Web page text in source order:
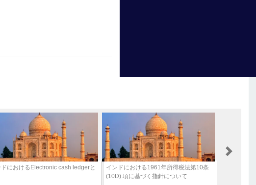
ドにおけるElectronic cash ledgerと
インドにおける1961年所得税法第10条
(10D) 項に基づく指針について
Next